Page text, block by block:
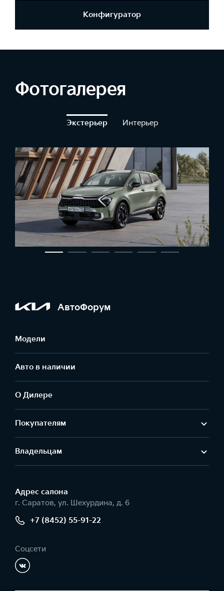
Конфигуратор
Фотогалерея
Экстерьер Интерьер
АвтоФорум
Модели
Авто в наличии
О Дилере
Покупателям
Владельцам
Адрес салонa
г. Саратов, ул. Шехурдина, д. 6
+7 (8452) 55-91-22
Соцсети